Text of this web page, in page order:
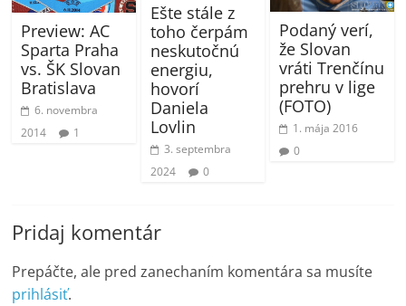
Preview: AC
Sparta Praha
vs. ŠK Slovan
Bratislava
6. novembra
2014
1
Ešte stále z
toho čerpám
neskutočnú
energiu,
hovorí
Daniela
Lovlin
3. septembra
2024
0
Podaný verí,
že Slovan
vráti Trenčínu
prehru v lige
(FOTO)
1. mája 2016
0
Pridaj komentár
Prepáčte, ale pred zanechaním komentára sa musíte
prihlásiť.